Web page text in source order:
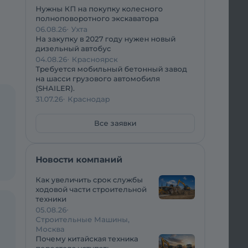
Нужны КП на покупку колесного
полноповоротного экскаватора
06.08.26 Ухта
На закупку в 2027 году нужен новый
дизельный автобус
04.08.26 Красноярск
Требуется мобильный бетонный завод
на шасси грузового автомобиля
(SHAILER).
31.07.26 Краснодар
Все заявки
Новости компаний
Как увеличить срок службы
ходовой части строительной
техники
05.08.26
Строительные Машины,
Москва
Почему китайская техника